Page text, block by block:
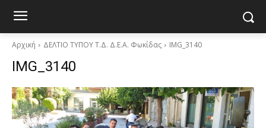
Αρχική ΔΕΛΤΙΟ ΤΥΠΟΥ Τ.Δ. Δ.Ε.Α. Φωκίδας IMG_3140
IMG_3140